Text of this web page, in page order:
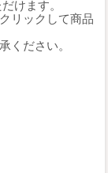
けます。
リックして商品
ください。